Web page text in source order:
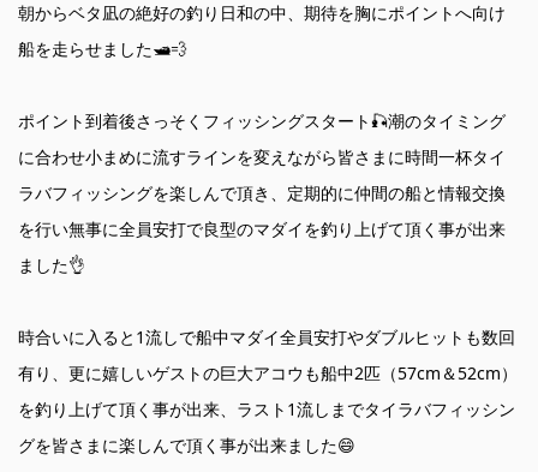
朝からベタ凪の絶好の釣り日和の中、期待を胸にポイントへ向け
船を走らせました🛥️💨
ポイント到着後さっそくフィッシングスタート🎣潮のタイミング
に合わせ小まめに流すラインを変えながら皆さまに時間一杯タイ
ラバフィッシングを楽しんで頂き、定期的に仲間の船と情報交換
を行い無事に全員安打で良型のマダイを釣り上げて頂く事が出来
ました👌
時合いに入ると1流しで船中マダイ全員安打やダブルヒットも数回
有り、更に嬉しいゲストの巨大アコウも船中2匹（57cm＆52cm）
を釣り上げて頂く事が出来、ラスト1流しまでタイラバフィッシン
グを皆さまに楽しんで頂く事が出来ました😄